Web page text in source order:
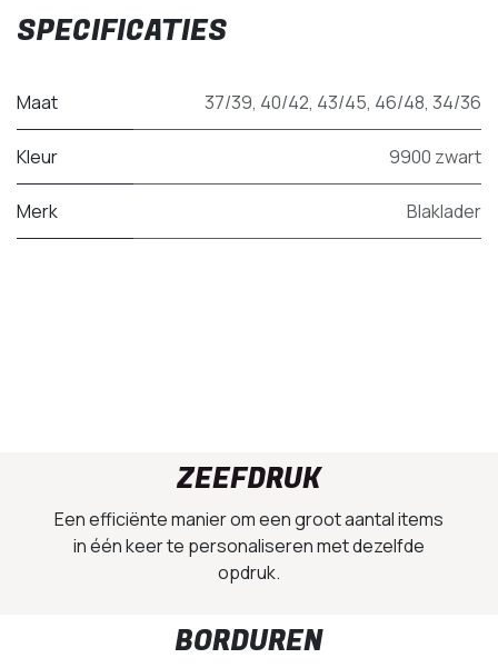
SPECIFICATIES
Maat 37/39, 40/42, 43/45, 46/48, 34/36
Kleur 9900 zwart
Merk Blaklader
ZEEFDRUK
Een efficiënte manier om een groot aantal items
in één keer te personaliseren met dezelfde
opdruk.
BORDUREN